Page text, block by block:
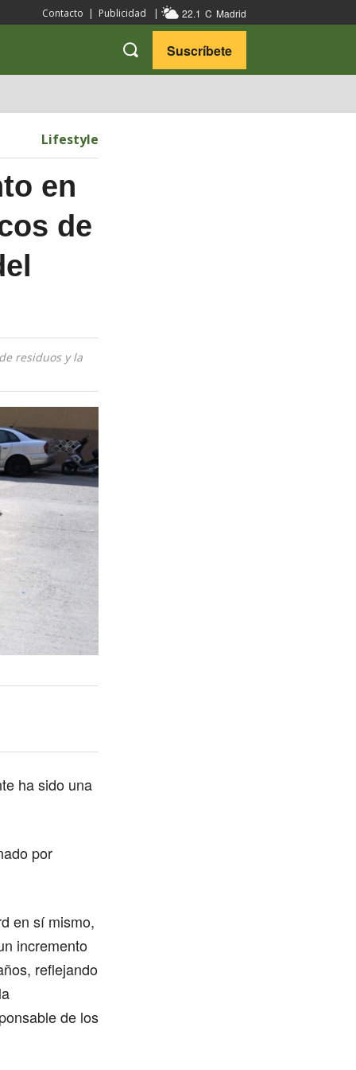
Contacto | Publicidad | 22.1 C Madrid
Suscríbete
Lifestyle
en
de
residuos y la
ha sido una
por
en sí mismo,
incremento
reflejando
de los